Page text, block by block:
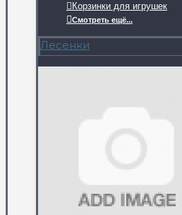
Корзинки для игрушек
Смотреть ещё...
Лесенки